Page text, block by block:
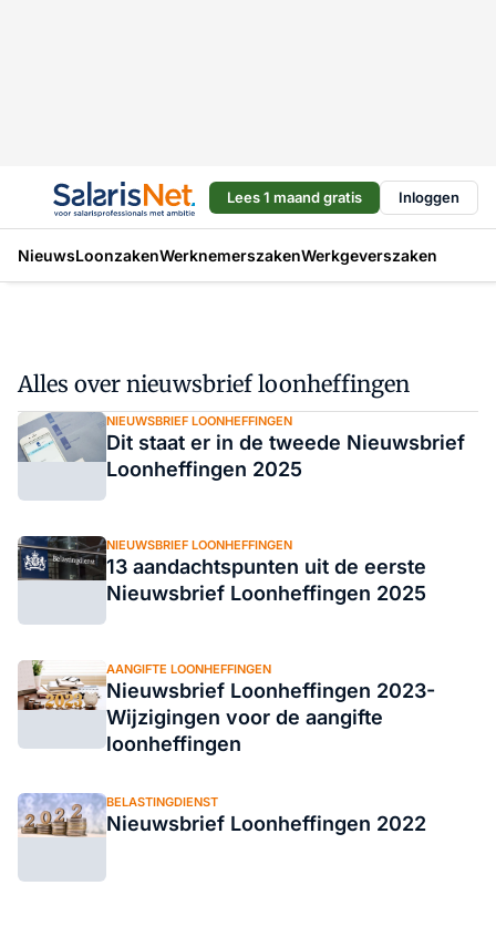
Lees 1 maand gratis Inloggen
NieuwsLoonzakenWerknemerszakenWerkgeverszaken
Alles over nieuwsbrief loonheffingen
NIEUWSBRIEF LOONHEFFINGEN
Dit staat er in de tweede Nieuwsbrief
Loonheffingen 2025
NIEUWSBRIEF LOONHEFFINGEN
13 aandachtspunten uit de eerste
Nieuwsbrief Loonheffingen 2025
AANGIFTE LOONHEFFINGEN
Nieuwsbrief Loonheffingen 2023-
Wijzigingen voor de aangifte
loonheffingen
BELASTINGDIENST
Nieuwsbrief Loonheffingen 2022